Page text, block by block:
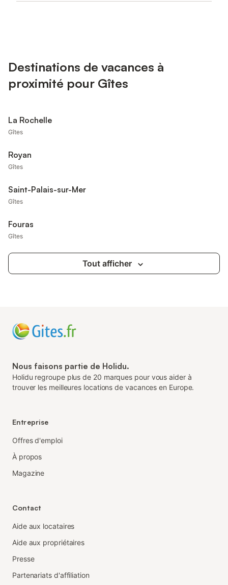
Destinations de vacances à
proximité pour Gîtes
La Rochelle
Gîtes
Royan
Gîtes
Saint-Palais-sur-Mer
Gîtes
Fouras
Gîtes
Tout afficher
Nous faisons partie de Holidu.
Holidu regroupe plus de 20 marques pour vous aider à
trouver les meilleures locations de vacances en Europe.
Entreprise
Offres d'emploi
À propos
Magazine
Contact
Aide aux locataires
Aide aux propriétaires
Presse
Partenariats d'affiliation